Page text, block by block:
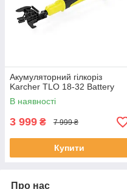
Акумуляторний гілкоріз
Karcher TLO 18-32 Battery
В наявності
3 999 ₴ 7 999 ₴
Купити
Про нас